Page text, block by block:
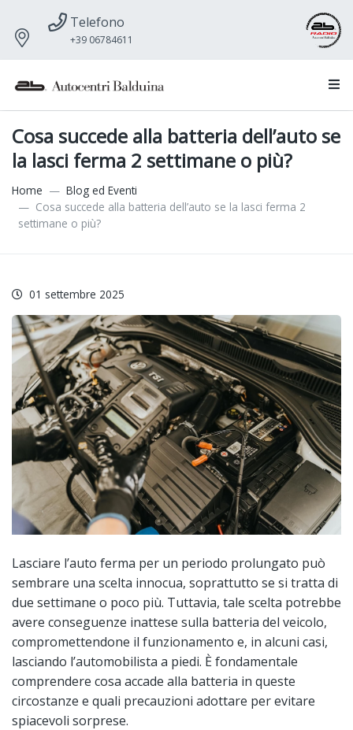
Telefono
+39 06784611
Cosa succede alla batteria dell’auto se
la lasci ferma 2 settimane o più?
Home
Blog ed Eventi
Cosa succede alla batteria dell’auto se la lasci ferma 2
settimane o più?
01 settembre 2025
Lasciare l’auto ferma per un periodo prolungato può
sembrare una scelta innocua, soprattutto se si tratta di
due settimane o poco più. Tuttavia, tale scelta potrebbe
avere conseguenze inattese sulla batteria del veicolo,
compromettendone il funzionamento e, in alcuni casi,
lasciando l’automobilista a piedi. È fondamentale
comprendere cosa accade alla batteria in queste
circostanze e quali precauzioni adottare per evitare
spiacevoli sorprese.